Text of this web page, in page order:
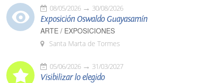
08/05/2026 30/08/2026
Exposición Oswaldo Guayasamín
ARTE / EXPOSICIONES
Santa Marta de Tormes
05/06/2026 31/03/2027
Visibilizar lo elegido